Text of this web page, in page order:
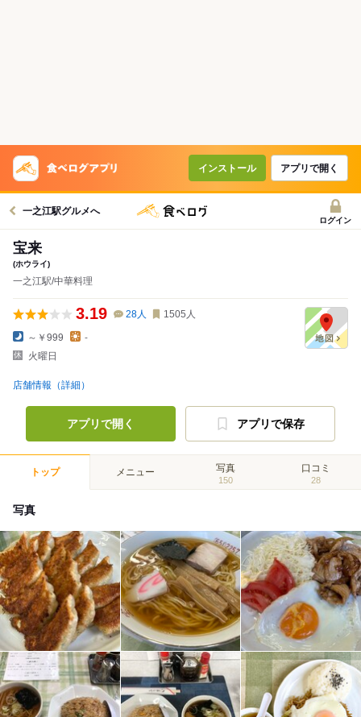
インストール アプリで開く
一之江駅グルメへ
ログイン
宝来
(ホウライ)
一之江駅/中華料理
3.19 28人 1505 人
～￥999
-
火曜日
店舗情報（詳細）
アプリで開く アプリで保存
トップ メニュー 写真
150
口コミ
28
写真